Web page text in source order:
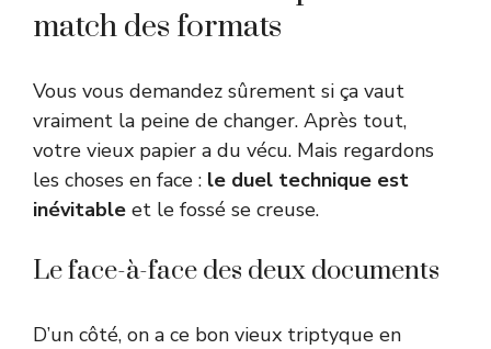
match des formats
Vous vous demandez sûrement si ça vaut
vraiment la peine de changer. Après tout,
votre vieux papier a du vécu. Mais regardons
les choses en face : le duel technique est
inévitable et le fossé se creuse.
Le face-à-face des deux documents
D’un côté, on a ce bon vieux triptyque en